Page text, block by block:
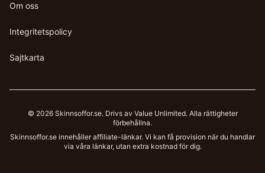
Om oss
Integritetspolicy
Sajtkarta
© 2026 Skinnsoffor.se. Drivs av Value Unlimited. Alla rättigheter
förbehållna.
Skinnsoffor.se innehåller affiliate-länkar. Vi kan få provision när du handlar
via våra länkar, utan extra kostnad för dig.